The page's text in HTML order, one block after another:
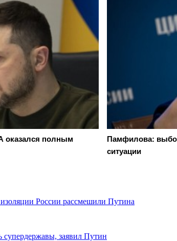
оказался полным
Памфилова:
ситуации
России рассмешили Путина
супердержавы, заявил Путин